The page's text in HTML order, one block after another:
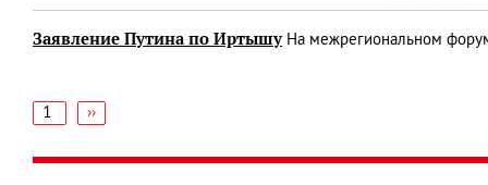
Заявление Путина по ИртышуНа межрегиональном
страниц
1
Следующая
››